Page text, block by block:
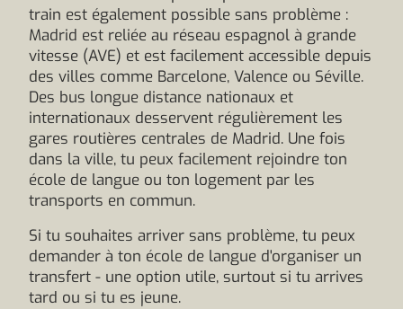
train est également possible sans problème :
Madrid est reliée au réseau espagnol à grande
vitesse (AVE) et est facilement accessible depuis
des villes comme Barcelone, Valence ou Séville.
Des bus longue distance nationaux et
internationaux desservent régulièrement les
gares routières centrales de Madrid. Une fois
dans la ville, tu peux facilement rejoindre ton
école de langue ou ton logement par les
transports en commun.
Si tu souhaites arriver sans problème, tu peux
demander à ton école de langue d'organiser un
transfert - une option utile, surtout si tu arrives
tard ou si tu es jeune.